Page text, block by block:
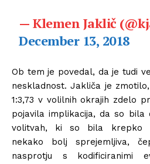
— Klemen Jaklič
December 13, 2018
Ob tem je povedal, da je tudi
neskladnost. Jakliča je
1:3,73 v volilnih okrajih zdelo
pojavila implikacija, da so bila
volitvah, ki so bila krepko
nekako bolj sprejemljiva,
nasprotju s kodificiranimi